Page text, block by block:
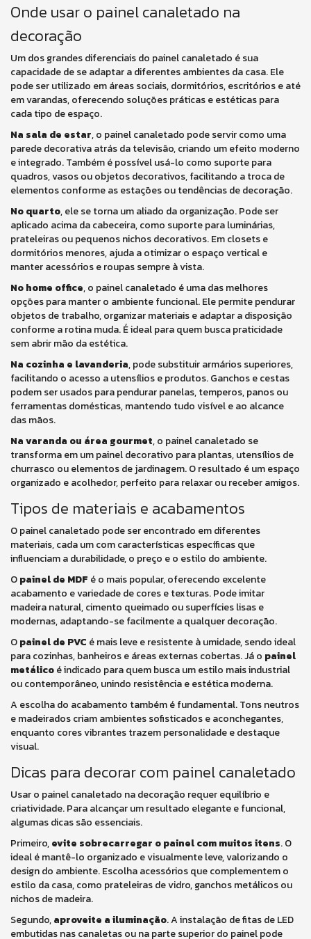
Onde usar o painel canaletado na
decoração
Um dos grandes diferenciais do painel canaletado é sua
capacidade de se adaptar a diferentes ambientes da casa. Ele
pode ser utilizado em áreas sociais, dormitórios, escritórios e até
em varandas, oferecendo soluções práticas e estéticas para
cada tipo de espaço.
Na sala de estar, o painel canaletado pode servir como uma
parede decorativa atrás da televisão, criando um efeito moderno
e integrado. Também é possível usá-lo como suporte para
quadros, vasos ou objetos decorativos, facilitando a troca de
elementos conforme as estações ou tendências de decoração.
No quarto, ele se torna um aliado da organização. Pode ser
aplicado acima da cabeceira, como suporte para luminárias,
prateleiras ou pequenos nichos decorativos. Em closets e
dormitórios menores, ajuda a otimizar o espaço vertical e
manter acessórios e roupas sempre à vista.
No home office, o painel canaletado é uma das melhores
opções para manter o ambiente funcional. Ele permite pendurar
objetos de trabalho, organizar materiais e adaptar a disposição
conforme a rotina muda. É ideal para quem busca praticidade
sem abrir mão da estética.
Na cozinha e lavanderia, pode substituir armários superiores,
facilitando o acesso a utensílios e produtos. Ganchos e cestas
podem ser usados para pendurar panelas, temperos, panos ou
ferramentas domésticas, mantendo tudo visível e ao alcance
das mãos.
Na varanda ou área gourmet, o painel canaletado se
transforma em um painel decorativo para plantas, utensílios de
churrasco ou elementos de jardinagem. O resultado é um espaço
organizado e acolhedor, perfeito para relaxar ou receber amigos.
Tipos de materiais e acabamentos
O painel canaletado pode ser encontrado em diferentes
materiais, cada um com características específicas que
influenciam a durabilidade, o preço e o estilo do ambiente.
Opainel de MDF é o mais popular, oferecendo excelente
acabamento e variedade de cores e texturas. Pode imitar
madeira natural, cimento queimado ou superfícies lisas e
modernas, adaptando-se facilmente a qualquer decoração.
Opainel de PVC é mais leve e resistente à umidade, sendo ideal
para cozinhas, banheiros e áreas externas cobertas. Já o painel
metálicoé indicado para quem busca um estilo mais industrial
ou contemporâneo, unindo resistência e estética moderna.
A escolha do acabamento também é fundamental. Tons neutros
e madeirados criam ambientes sofisticados e aconchegantes,
enquanto cores vibrantes trazem personalidade e destaque
visual.
Dicas para decorar com painel canaletado
Usar o painel canaletado na decoração requer equilíbrio e
criatividade. Para alcançar um resultado elegante e funcional,
algumas dicas são essenciais.
Primeiro,evite sobrecarregar o painel com muitos itens. O
ideal é mantê-lo organizado e visualmente leve, valorizando o
design do ambiente. Escolha acessórios que complementem o
estilo da casa, como prateleiras de vidro, ganchos metálicos ou
nichos de madeira.
Segundo,aproveite a iluminação. A instalação de fitas de LED
embutidas nas canaletas ou na parte superior do painel pode